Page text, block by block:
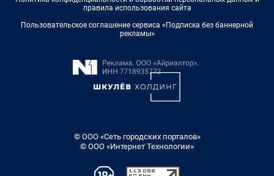
правила использования сайта
Пользовательское соглашение сервиса «Подписка без баннерной
рекламы»
© ООО «Сеть городских порталов»
© ООО «Интернет Технологии»